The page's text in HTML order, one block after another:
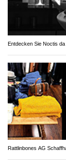
Entdecken Sie Noctis
Rattlinbones AG